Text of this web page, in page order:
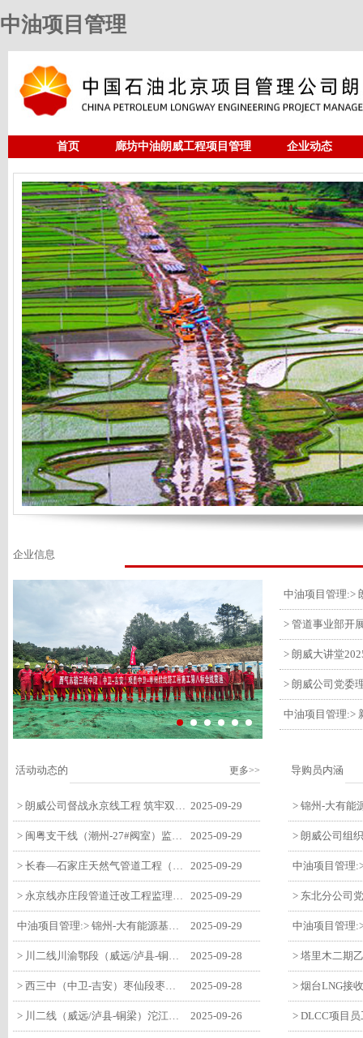
中油项目管理
首页 廊坊中油朗威工程项目管理
企业动态
企业信息
> 管道事业部开
> 朗威大讲堂
活动动态的 更多>>
2025-09-29
2025-09-29
2025-09-29
2025-09-29
2025-09-29
2025-09-28
2025-09-28
2025-09-26
导购员内涵